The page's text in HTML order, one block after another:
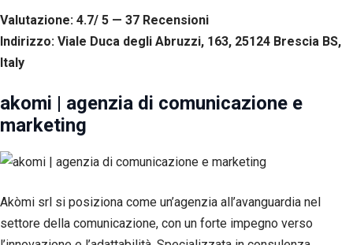
Valutazione: 4.7/ 5 — 37 Recensioni
Indirizzo: Viale Duca degli Abruzzi, 163, 25124 Brescia BS,
Italy
akomi | agenzia di comunicazione e
marketing
Akòmi srl si posiziona come un’agenzia all’avanguardia nel
settore della comunicazione, con un forte impegno verso
Esperienza
Per
permettere
navigazione
sul nostro
sito durante
Se rifiuti
alcune
funzioni del
sito non